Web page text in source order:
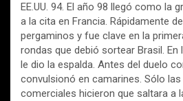
EE.UU. 94. El año 98 llegó como la
a la cita en Francia. Rápidamente
pergaminos y fue clave en la
rondas que debió sortear Brasil.
le dio la espalda. Antes del duelo
convulsionó en camarines. Sólo las
comerciales hicieron que saltara a